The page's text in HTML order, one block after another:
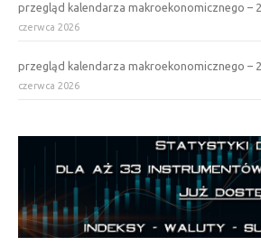
przegląd kalendarza makroekonomicznego –
czerwca 2026
przegląd kalendarza makroekonomicznego –
czerwca 2026